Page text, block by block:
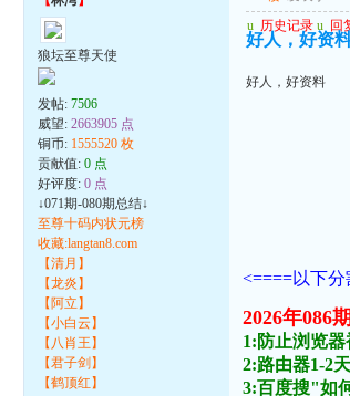
狼坛至尊天使
发帖:7506
威望:2663905 点
铜币: 1555520 枚
贡献值:0 点
好评度:0 点
↓071期-080期总结↓
至尊十码内状元榜
收藏:langtan8.com
【清月】
【龙炎】
【阿立】
【小白云】
【八肖王】
【君子剑】
【鹤顶红】
u 历史记录 u 回
好人，好资
好人，好资料
<====以下
2026年086
1:防止浏览
2:路由器1-2
3:百度搜"如